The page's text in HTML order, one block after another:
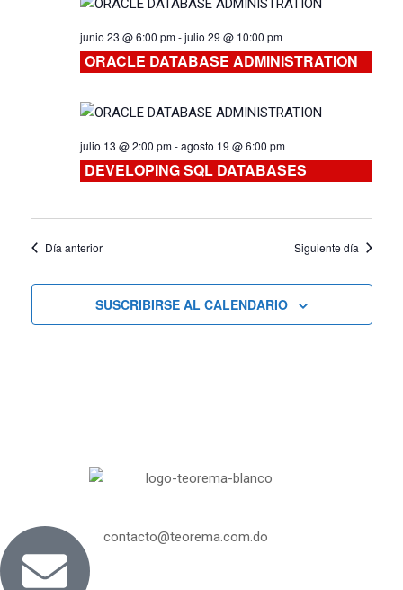
y
vistas
Cursos
junio 23 @ 6:00 pm-julio 29 @ 10:00 pm
ORACLE DATABASE ADMINISTRATION
julio 13 @ 2:00 pm-agosto 19 @ 6:00 pm
DEVELOPING SQL DATABASES
Día anterior Siguiente día
SUSCRIBIRSE AL CALENDARIO
contacto@teorema.com.do